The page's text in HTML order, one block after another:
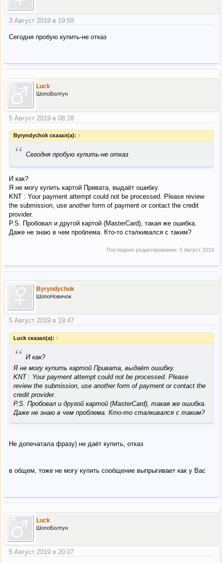
3 Август 2019 в 19:59
Сегодня пробую купить-не отказ
Luck
ШопоБолтун
5 Август 2019 в 08:28
Byryndychok сказал(а): ↑
“ Сегодня пробую купить-не отказ
И как?
Я не могу купить картой Привата, выдаёт ошибку.
KNT : Your payment attempt could not be processed. Please review
the submission, use another form of payment or contact the credit
provider.
P.S. Пробовал и другой картой (MasterCard), такая же ошибка.
Даже не знаю в чем проблема. Кто-то сталкивался с таким?
Последнее редактирование: 5 Август 2019
Byryndychok
ШопоНовичок
5 Август 2019 в 19:47
Luck сказал(а): ↑
“ И как?
Я не могу купить картой Привата, выдаёт ошибку.
KNT : Your payment attempt could not be processed. Please
review the submission, use another form of payment or contact the
credit provider.
P.S. Пробовал и другой картой (MasterCard), такая же ошибка.
Даже не знаю в чем проблема. Кто-то сталкивался с таким?
Не допечатала фразу) не даёт купить, отказ
в общем, тоже не могу купить сообщение выпрыгивает как у Вас
Luck
ШопоБолтун
5 Август 2019 в 20:07